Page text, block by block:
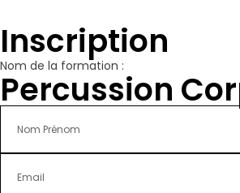
Inscription
Nom de la formation :
Percussion